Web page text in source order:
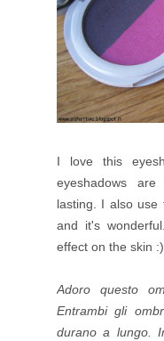
I love this
eyeshadows
lasting. I also use
and it's wonderful
effect on the skin :)
Adoro questo
Entrambi gli
durano a lungo.